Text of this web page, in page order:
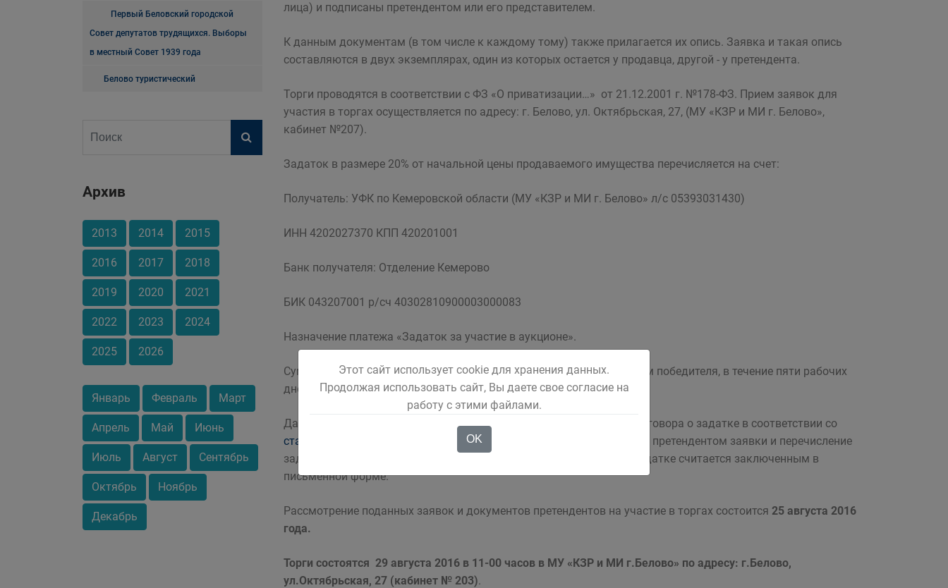
Первый Беловский городской
Совет депутатов трудящихся. Выборы
в местный Совет 1939 года
Белово туристический
Архив
2013 2014 2015
2016 2017 2018
2019 2020 2021
2022 2023 2024
2025 2026
Январь Февраль Март
Апрель Май Июнь
Июль Август Сентябрь
Октябрь Ноябрь
Декабрь
лица) и подписаны претендентом или его представителем.
К данным документам (в том числе к каждому тому) также прилагается их опись. Заявка и такая опись
составляются в двух экземплярах, один из которых остается у продавца, другой - у претендента.
Торги проводятся в соответствии с ФЗ «О приватизации…» от 21.12.2001 г. №178-ФЗ. Прием заявок для
участия в торгах осуществляется по адресу: г. Белово, ул. Октябрьская, 27, (МУ «КЗР и МИ г. Белово»,
кабинет №207).
Задаток в размере 20% от начальной цены продаваемого имущества перечисляется на счет:
Получатель: УФК по Кемеровской области (МУ «КЗР и МИ г. Белово» л/с 05393031430)
ИНН 4202027370 КПП 420201001
Банк получателя: Отделение Кемерово
БИК 043207001 р/сч 40302810900003000083
Назначение платежа «Задаток за участие в аукционе».
Суммы задатков возвращаются участникам торгов, за исключением победителя, в течение пяти рабочих
дней со дня подведения итогов продажи имущества.
Данное сообщение является публичной офертой для заключения договора о задатке в соответствии со
статьей 437
Гражданского кодекса Российской Федерации, а подача претендентом заявки и перечисление
задатка являются акцептом такой оферты, после чего договор о задатке считается заключенным в
письменной форме.
Рассмотрение поданных заявок и документов претендентов на участие в торгах состоится 25 августа 2016
года.
Торги состоятся 29 августа 2016 в 11-00 часов в МУ «КЗР и МИ г.Белово» по адресу: г.Белово,
ул.Октябрьская, 27 (кабинет № 203).
Этот сайт использует cookie для хранения данных.
Продолжая использовать сайт, Вы даете свое согласие на
работу с этими файлами.
OK